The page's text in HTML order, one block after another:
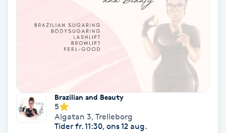
Svensk massage
Svettbehandling
Brazilian and Beauty
5
Algatan 3, Trelleborg
Tider fr. 11:30, ons 12 aug.